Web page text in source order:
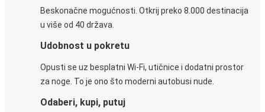
Beskonačne mogućnosti. Otkrij preko 8.000 destinacija
u više od 40 država.
Udobnost u pokretu
Opusti se uz besplatni Wi-Fi, utičnice i dodatni prostor
za noge. To je ono što moderni autobusi nude.
Odaberi, kupi, putuj